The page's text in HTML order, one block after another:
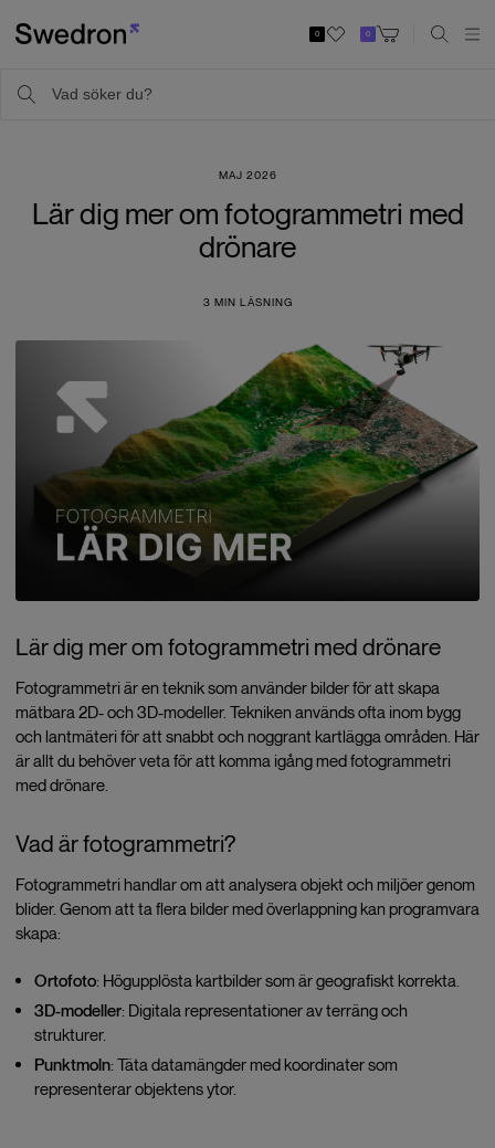
0 0
MAJ 2026
Lär dig mer om fotogrammetri med
drönare
3 MIN LÄSNING
Lär dig mer om fotogrammetri med drönare
Fotogrammetri är en teknik som använder bilder för att skapa
mätbara 2D- och 3D-modeller. Tekniken används ofta inom bygg
och lantmäteri för att snabbt och noggrant kartlägga områden. Här
är allt du behöver veta för att komma igång med fotogrammetri
med drönare.
Vad är fotogrammetri?
Fotogrammetri handlar om att analysera objekt och miljöer genom
blider. Genom att ta flera bilder med överlappning kan programvara
skapa:
Ortofoto: Högupplösta kartbilder som är geografiskt korrekta.
3D-modeller: Digitala representationer av terräng och
strukturer.
Punktmoln: Täta datamängder med koordinater som
representerar objektens ytor.